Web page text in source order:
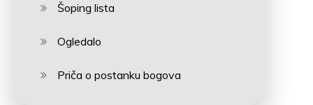
Šoping lista
Ogledalo
Priča o postanku bogova